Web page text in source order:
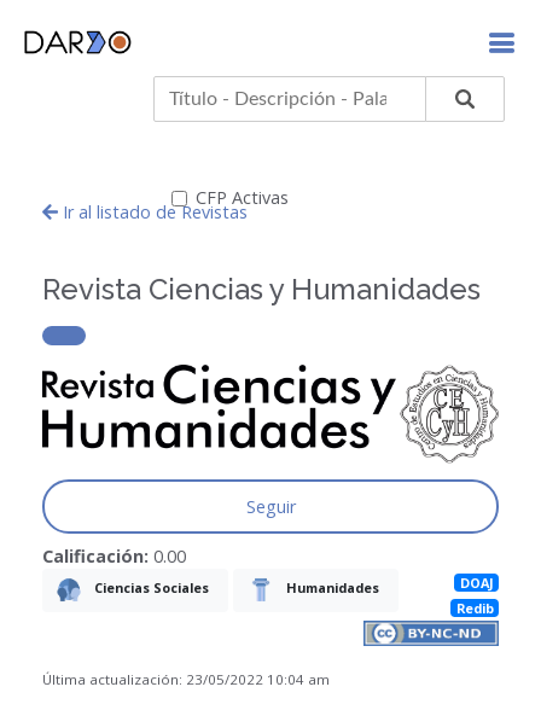
CFP Activas
Ir al listado de Revistas
Revista Ciencias y Humanidades
Seguir
Calificación: 0.00
Ciencias Sociales Humanidades
DOAJ
Redib
Última actualización: 23/05/2022 10:04 am